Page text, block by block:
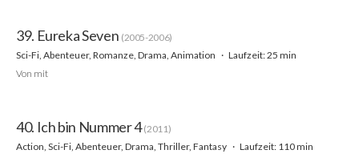
39. Eureka Seven (2005-2006)
Sci-Fi, Abenteuer, Romanze, Drama, Animation
Laufzeit: 25 min
Von mit
40. Ich bin Nummer 4(2011)
Action, Sci-Fi, Abenteuer, Drama, Thriller, Fantasy
Laufzeit: 110 min